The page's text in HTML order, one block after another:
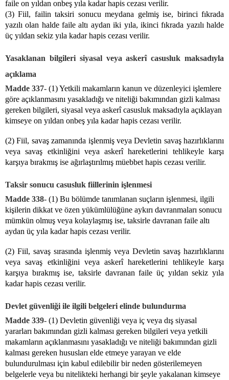
faile on yıldan onbeş yıla kadar hapis cezası verilir.
(3) Fiil, failin taksiri sonucu meydana gelmiş ise, birinci fıkrada
yazılı olan halde faile altı aydan iki yıla, ikinci fıkrada yazılı halde
üç yıldan sekiz yıla kadar hapis cezası verilir.
Yasaklanan bilgileri siyasal veya askerî casusluk maksadıyla
açıklama
Madde 337- (1) Yetkili makamların kanun ve düzenleyici işlemlere
göre açıklanmasını yasakladığı ve niteliği bakımından gizli kalması
gereken bilgileri, siyasal veya askerî casusluk maksadıyla açıklayan
kimseye on yıldan onbeş yıla kadar hapis cezası verilir.
(2) Fiil, savaş zamanında işlenmiş veya Devletin savaş hazırlıklarını
veya savaş etkinliğini veya askerî hareketlerini tehlikeyle karşı
karşıya bırakmış ise ağırlaştırılmış müebbet hapis cezası verilir.
Taksir sonucu casusluk fiillerinin işlenmesi
Madde 338- (1) Bu bölümde tanımlanan suçların işlenmesi, ilgili
kişilerin dikkat ve özen yükümlülüğüne aykırı davranmaları sonucu
mümkün olmuş veya kolaylaşmış ise, taksirle davranan faile altı
aydan üç yıla kadar hapis cezası verilir.
(2) Fiil, savaş sırasında işlenmiş veya Devletin savaş hazırlıklarını
veya savaş etkinliğini veya askerî hareketlerini tehlikeyle karşı
karşıya bırakmış ise, taksirle davranan faile üç yıldan sekiz yıla
kadar hapis cezası verilir.
Devlet güvenliği ile ilgili belgeleri elinde bulundurma
Madde 339- (1) Devletin güvenliği veya iç veya dış siyasal
yararları bakımından gizli kalması gereken bilgileri veya yetkili
makamların açıklanmasını yasakladığı ve niteliği bakımından gizli
kalması gereken hususları elde etmeye yarayan ve elde
bulundurulması için kabul edilebilir bir neden gösterilemeyen
belgelerle veya bu nitelikteki herhangi bir şeyle yakalanan kimseye